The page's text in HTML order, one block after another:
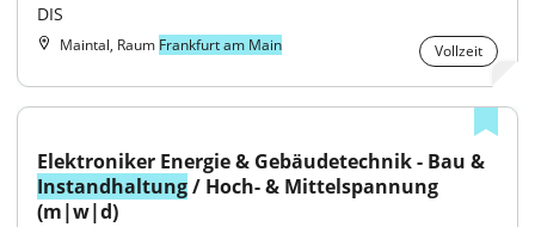
DIS
Maintal, Raum Frankfurt am Main Vollzeit
Instandhaltung / Hoch- & Mittelspannung
(m|w|d)